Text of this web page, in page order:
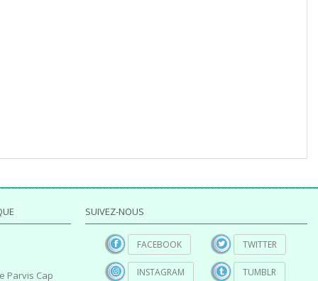
Parvis Cap
SUIVEZ-NOUS
FACEBOOK
INSTAGRAM
TWITTER
TUMBLR